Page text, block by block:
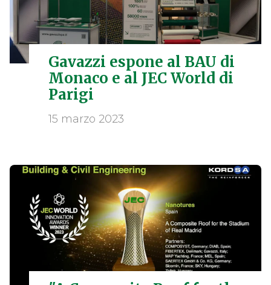
Gavazzi espone al BAU di
Monaco e al JEC World di
Parigi
15 marzo 2023